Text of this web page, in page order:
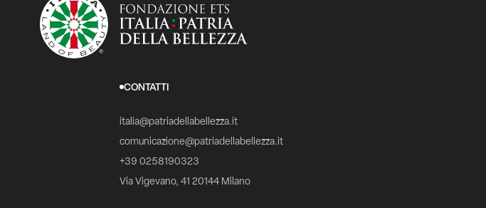
CONTATTI
italia@patriadellabellezza.it
comunicazione@patriadellabellezza.it
+39 0258190323
Via Vigevano, 41 20144 Milano